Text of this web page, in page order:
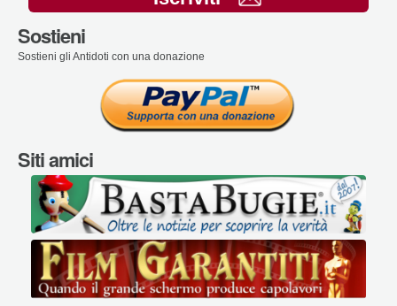
Sostieni
Sostieni gli Antidoti con una donazione
Siti amici